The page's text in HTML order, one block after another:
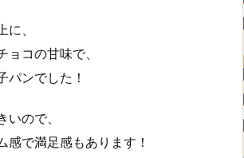
、
コの甘味で、
パンでした！
ので、
感で満足感もあります！